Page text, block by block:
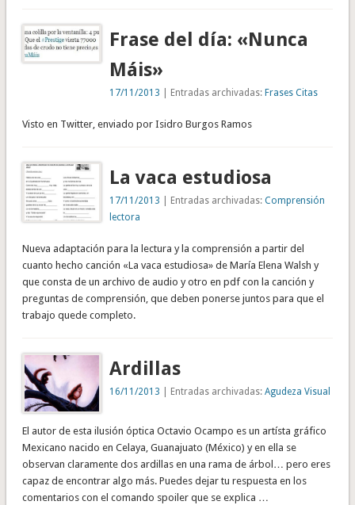
Frase del día: «Nunca
Máis»
17/11/2013 | Entradas archivadas:Frases Citas
Visto en Twitter, enviado por Isidro Burgos Ramos
La vaca estudiosa
17/11/2013 | Entradas archivadas:Comprensión
lectora
Nueva adaptación para la lectura y la comprensión a partir del
cuanto hecho canción «La vaca estudiosa» de María Elena Walsh y
que consta de un archivo de audio y otro en pdf con la canción y
preguntas de comprensión, que deben ponerse juntos para que el
trabajo quede completo.
Ardillas
16/11/2013 | Entradas archivadas:Agudeza Visual
El autor de esta ilusión óptica Octavio Ocampo es un artísta gráfico
Mexicano nacido en Celaya, Guanajuato (México) y en ella se
observan claramente dos ardillas en una rama de árbol… pero eres
capaz de encontrar algo más. Puedes dejar tu respuesta en los
comentarios con el comando spoiler que se explica …